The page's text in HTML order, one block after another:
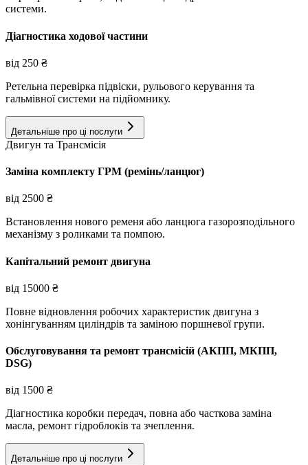
системи.
Діагностика ходової частини
від 250 ₴
Ретельна перевірка підвіски, рульового керування та
гальмівної системи на підйомнику.
Детальніше про ці послуги
Двигун та Трансмісія
Заміна комплекту ГРМ (ремінь/ланцюг)
від 2500 ₴
Встановлення нового ременя або ланцюга газорозподільного
механізму з роликами та помпою.
Капітальний ремонт двигуна
від 15000 ₴
Повне відновлення робочих характеристик двигуна з
хонінгуванням циліндрів та заміною поршневої групи.
Обслуговування та ремонт трансмісій (АКПП, МКПП,
DSG)
від 1500 ₴
Діагностика коробки передач, повна або часткова заміна
масла, ремонт гідроблоків та зчеплення.
Детальніше про ці послуги